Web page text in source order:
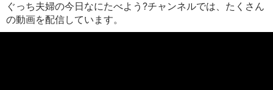
ぐっち夫婦の今日なにたべよう?チャンネルでは、たくさん
の動画を配信しています。